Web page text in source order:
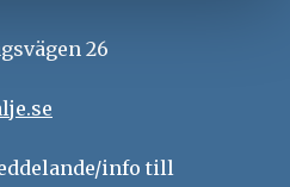
26
info till